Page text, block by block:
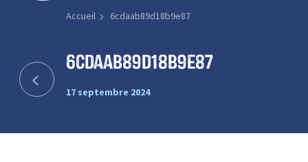
Accueil 6cdaab89d18b9e87
6cdaab89d18b9e87
17 septembre 2024